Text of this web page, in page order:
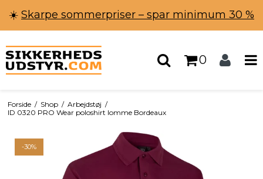
☀️ Skarpe sommerpriser – spar minimum 30 %
0
Forside / Shop / Arbejdstøj /
ID 0320 PRO Wear poloshirt lomme Bordeaux
-30%